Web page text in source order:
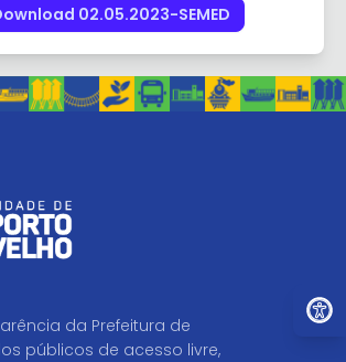
02.05.2023-SEMED
da Prefeitura de
públicos de acesso livre,
Ir